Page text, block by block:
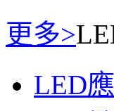
更多>
LED